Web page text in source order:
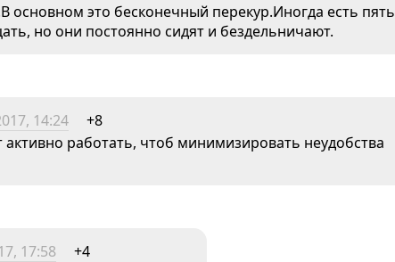
основном это бесконечный перекур.Иногда есть пять
но они постоянно сидят и бездельничают.
14:24
+8
работать, чтоб минимизировать неудобства
17:58
+4